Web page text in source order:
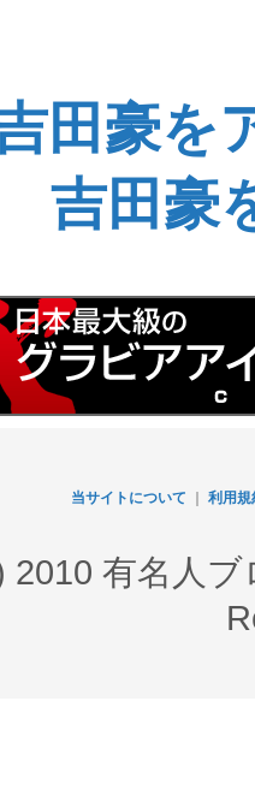
田豪を
吉田豪
当サイトについて 利用規
2010 有名人